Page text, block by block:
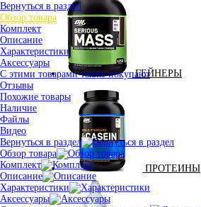
ГЕЙНЕРЫ
ПРОТЕИНЫ
Вернуться в раздел
Обзор товара
Комплект
Описание
Характеристики
Аксессуары
С этими товарами также покупают
Отзывы
Похожие товары
Наличие
Файлы
Видео
Вернуться в раздел
Обзор товара
Комплект
Описание
Характеристики
Аксессуары